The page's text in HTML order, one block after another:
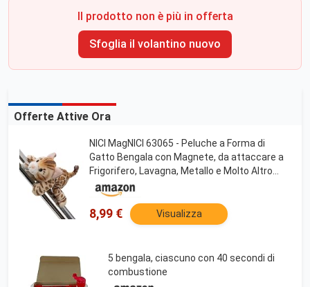
Il prodotto non è più in offerta
Sfoglia il volantino nuovo
Offerte Attive Ora
NICI MagNICI 63065 - Peluche a Forma di
Gatto Bengala con Magnete, da attaccare a
Frigorifero, Lavagna, Metallo e Molto Altro
Ancora, Fantastica Idea Regalo, 12 cm,
Marrone
8,99 € Visualizza
5 bengala, ciascuno con 40 secondi di
combustione